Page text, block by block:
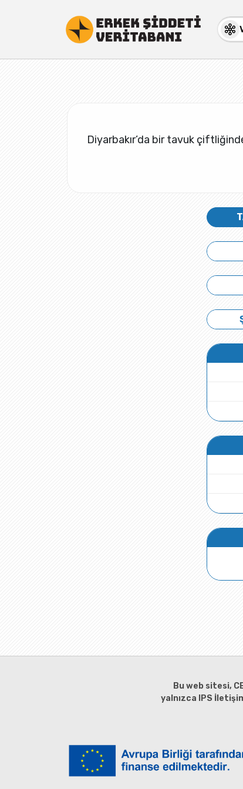
Diyarbakır’da bir tavuk
Bu web sitesi,
yalnızca IPS